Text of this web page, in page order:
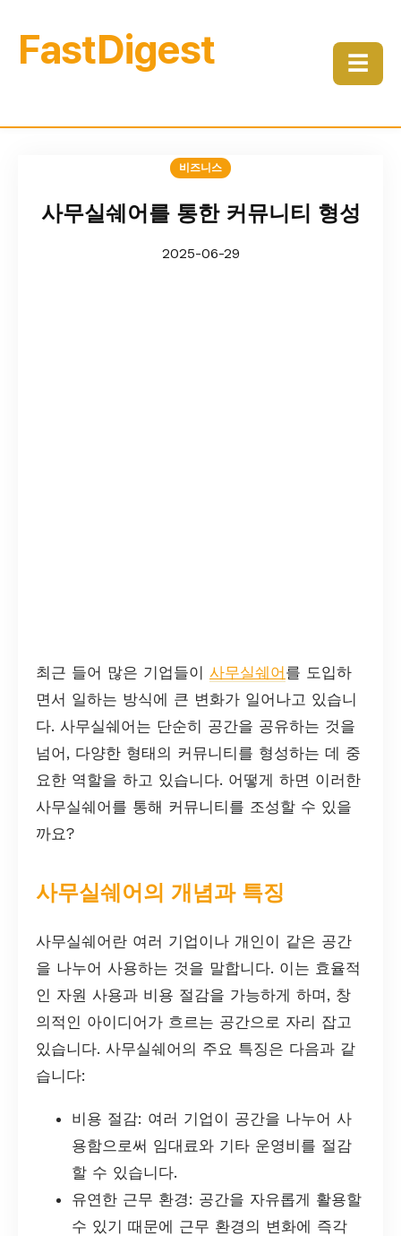
FastDigest ☰
비즈니스
사무실쉐어를 통한 커뮤니티 형성
2025-06-29
최근 들어 많은 기업들이 사무실쉐어 를 도입하
면서 일하는 방식에 큰 변화가 일어나고 있습니
다. 사무실쉐어는 단순히 공간을 공유하는 것을
넘어, 다양한 형태의 커뮤니티를 형성하는 데 중
요한 역할을 하고 있습니다. 어떻게 하면 이러한
사무실쉐어를 통해 커뮤니티를 조성할 수 있을
까요?
사무실쉐어의 개념과 특징
사무실쉐어란 여러 기업이나 개인이 같은 공간
을 나누어 사용하는 것을 말합니다. 이는 효율적
인 자원 사용과 비용 절감을 가능하게 하며, 창
의적인 아이디어가 흐르는 공간으로 자리 잡고
있습니다. 사무실쉐어의 주요 특징은 다음과 같
습니다:
비용 절감: 여러 기업이 공간을 나누어 사
용함으로써 임대료와 기타 운영비를 절감
할 수 있습니다.
유연한 근무 환경: 공간을 자유롭게 활용할
수 있기 때문에 근무 환경의 변화에 즉각